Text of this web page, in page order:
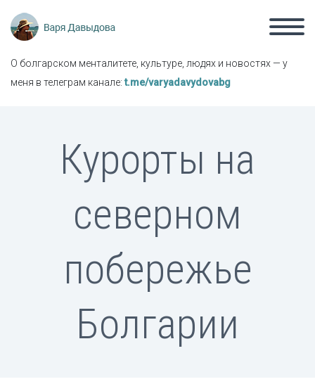
О болгарском менталитете, культуре, людях и новостях — у
меня в телеграм канале:t.me/varyadavydovabg
Курорты на
северном
побережье
Болгарии